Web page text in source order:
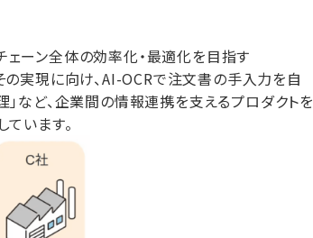
ーン全体の効率化・最適化を目指す
の実現に向け、AI-OCRで注文書の手入力を自
など、企業間の情報連携を支えるプロダクトを
います。